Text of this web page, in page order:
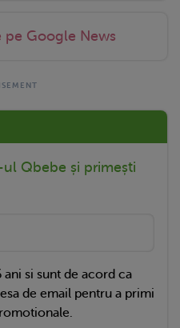
pe Google News
Qbebe și primești
si sunt de acord ca
de email pentru a primi